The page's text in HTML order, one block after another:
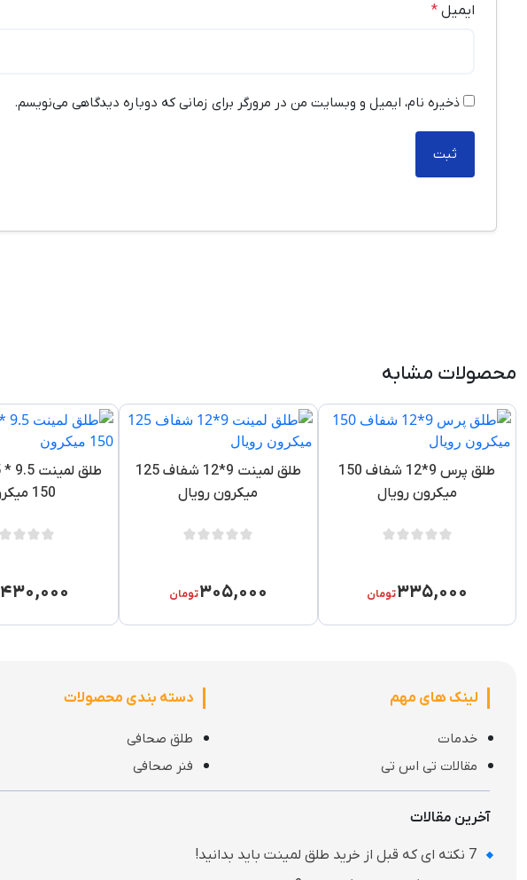
ایمیل *
ذخیره نام، ایمیل و وبسایت من در مرورگر برای زمانی که دوباره دیدگاهی می‌نویسم.
محصولات مشابه
طلق پرس 9*12 شفاف 150
میکرون رویال
۳۳۵,۰۰۰تومان
طلق لمینت 9*12 شفاف 125
میکرون رویال
۳۰۵,۰۰۰تومان
150 میکرون
۴۳۰,۰۰۰
لینک های مهم
خدمات
مقالات تی اس تی
دسته بندی محصولات
طلق صحافی
فنر صحافی
آخرین مقالات
7 نکته‌ ای که قبل از خرید طلق لمینت باید بدانید!